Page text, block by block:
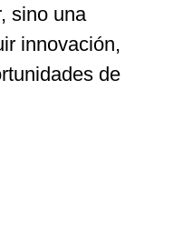
sino una
innovación,
de